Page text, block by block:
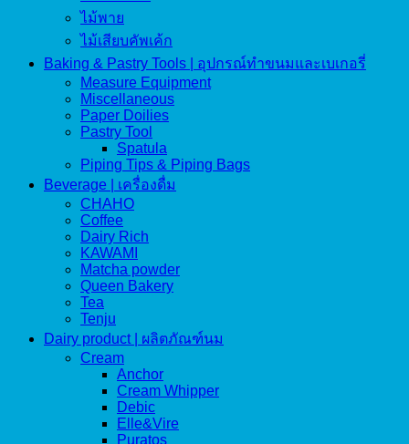
ไม้พาย
ไม้เสียบคัพเค้ก
Baking & Pastry Tools | อุปกรณ์ทำขนมและเบเกอรี่
Measure Equipment
Miscellaneous
Paper Doilies
Pastry Tool
Spatula
Piping Tips & Piping Bags
Beverage | เครื่องดื่ม
CHAHO
Coffee
Dairy Rich
KAWAMI
Matcha powder
Queen Bakery
Tea
Tenju
Dairy product | ผลิตภัณฑ์นม
Cream
Anchor
Cream Whipper
Debic
Elle&Vire
Puratos